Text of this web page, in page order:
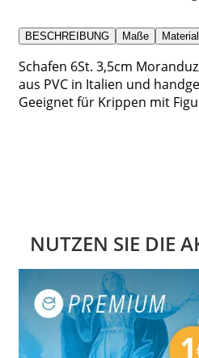
BESCHREIBUNG Maße
Schafen 6St. 3,5cm
aus PVC in Italien und
Geeignet für Krippen mit
NUTZEN SIE DIE